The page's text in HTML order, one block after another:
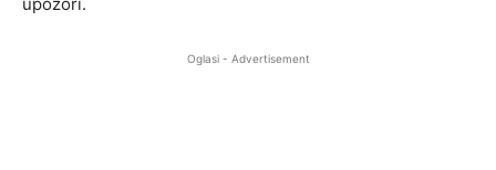
Oglasi - Advertisement